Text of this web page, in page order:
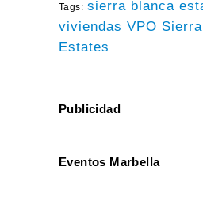
Tags: sierra blanca
viviendas VPO
Estates
Publicidad
Eventos Marbella